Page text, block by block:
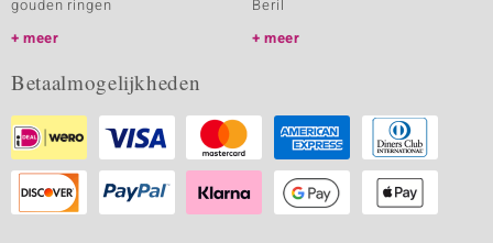
gouden ringen
meer
Beril
meer
Betaalmogelijkheden